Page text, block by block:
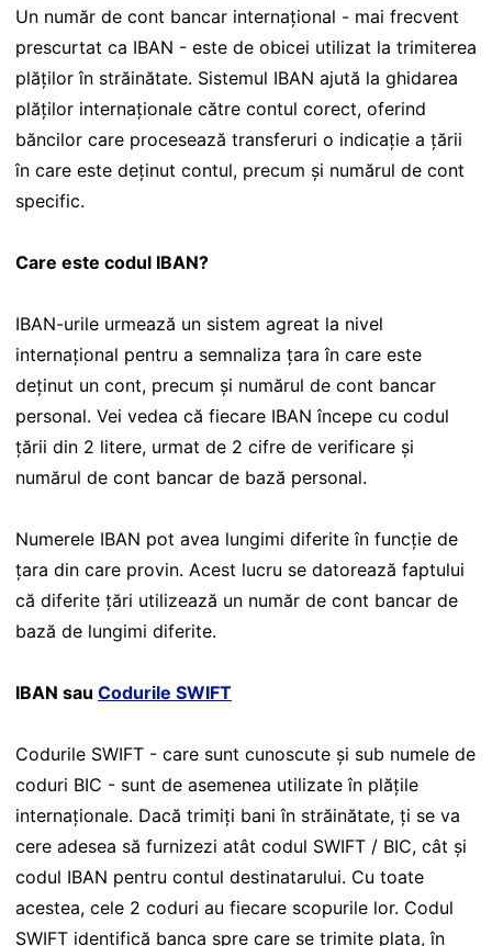
Un număr de cont bancar internațional - mai frecvent
prescurtat ca IBAN - este de obicei utilizat la trimiterea
plăților în străinătate. Sistemul IBAN ajută la ghidarea
plăților internaționale către contul corect, oferind
băncilor care procesează transferuri o indicație a țării
în care este deținut contul, precum și numărul de cont
specific.
Care este codul IBAN?
IBAN-urile urmează un sistem agreat la nivel
internațional pentru a semnaliza țara în care este
deținut un cont, precum și numărul de cont bancar
personal. Vei vedea că fiecare IBAN începe cu codul
țării din 2 litere, urmat de 2 cifre de verificare și
numărul de cont bancar de bază personal.
Numerele IBAN pot avea lungimi diferite în funcție de
țara din care provin. Acest lucru se datorează faptului
că diferite țări utilizează un număr de cont bancar de
bază de lungimi diferite.
IBAN sau Codurile SWIFT
Codurile SWIFT - care sunt cunoscute și sub numele de
coduri BIC - sunt de asemenea utilizate în plățile
internaționale. Dacă trimiți bani în străinătate, ți se va
cere adesea să furnizezi atât codul SWIFT / BIC, cât și
codul IBAN pentru contul destinatarului. Cu toate
acestea, cele 2 coduri au fiecare scopurile lor. Codul
SWIFT identifică banca spre care se trimite plata, în